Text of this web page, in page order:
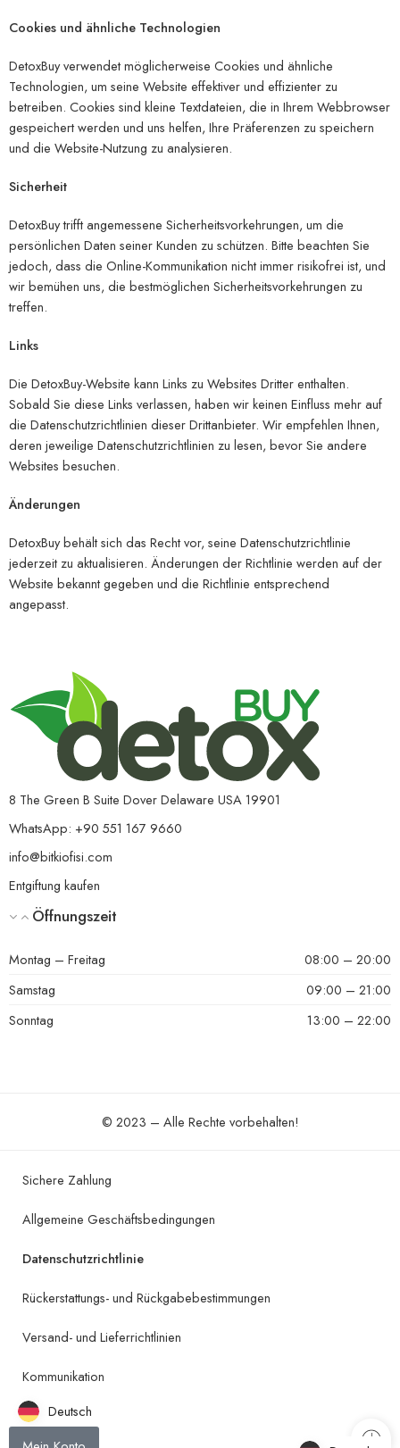
Cookies und ähnliche Technologien
DetoxBuy verwendet möglicherweise Cookies und ähnliche
Technologien, um seine Website effektiver und effizienter zu
betreiben. Cookies sind kleine Textdateien, die in Ihrem Webbrowser
gespeichert werden und uns helfen, Ihre Präferenzen zu speichern
und die Website-Nutzung zu analysieren.
Sicherheit
DetoxBuy trifft angemessene Sicherheitsvorkehrungen, um die
persönlichen Daten seiner Kunden zu schützen. Bitte beachten Sie
jedoch, dass die Online-Kommunikation nicht immer risikofrei ist, und
wir bemühen uns, die bestmöglichen Sicherheitsvorkehrungen zu
treffen.
Links
Die DetoxBuy-Website kann Links zu Websites Dritter enthalten.
Sobald Sie diese Links verlassen, haben wir keinen Einfluss mehr auf
die Datenschutzrichtlinien dieser Drittanbieter. Wir empfehlen Ihnen,
deren jeweilige Datenschutzrichtlinien zu lesen, bevor Sie andere
Websites besuchen.
Änderungen
DetoxBuy behält sich das Recht vor, seine Datenschutzrichtlinie
jederzeit zu aktualisieren. Änderungen der Richtlinie werden auf der
Website bekannt gegeben und die Richtlinie entsprechend
angepasst.
8 The Green B Suite Dover Delaware USA 19901
WhatsApp: +90 551 167 9660
info@bitkiofisi.com
Entgiftung kaufen
Öffnungszeit
Montag – Freitag
08:00 – 20:00
Samstag
09:00 – 21:00
Sonntag
13:00 – 22:00
© 2023 – Alle Rechte vorbehalten!
Sichere Zahlung
Allgemeine Geschäftsbedingungen
Datenschutzrichtlinie
Rückerstattungs- und Rückgabebestimmungen
Versand- und Lieferrichtlinien
Kommunikation
Deutsch